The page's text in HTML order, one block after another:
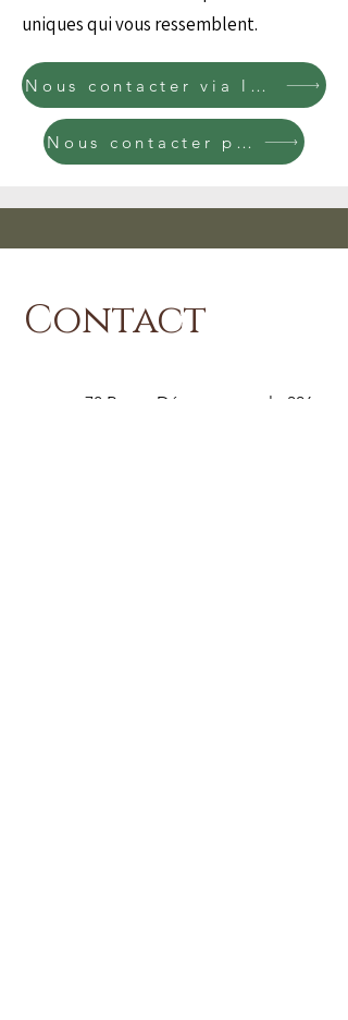
uniques qui vous ressemblent.
Nous contacter via le formulaire
Nous contacter par téléphone
Contact
78 Route Départementale 306